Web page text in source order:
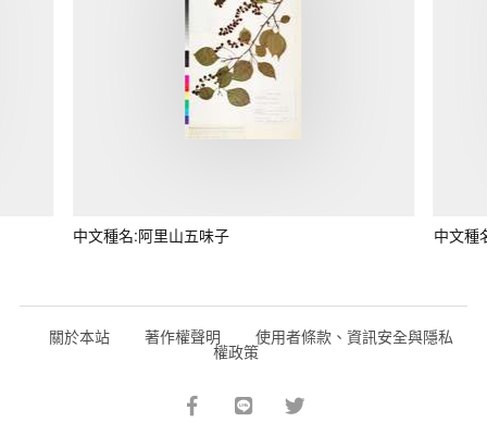
中文種名:阿里山五味子 中文種
關於本站 著作權聲明 使用者條款、資訊安全與隱私
權政策